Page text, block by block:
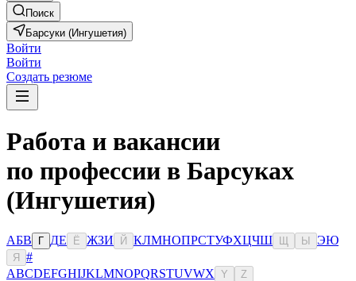
Поиск
Барсуки (Ингушетия)
Войти
Войти
Создать резюме
Работа и вакансии
по профессии в Барсуках
(Ингушетия)
АБВ Г ДЕ Ё ЖЗИ Й КЛМНОПРСТУФХЦЧШ Ы ЭЮ
Я
#
ABCDEFGHIJKLMNOPQRSTUVWX Y Z